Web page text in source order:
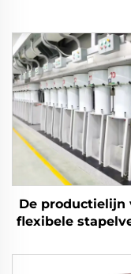
De productielijn
flexibele
als massieve